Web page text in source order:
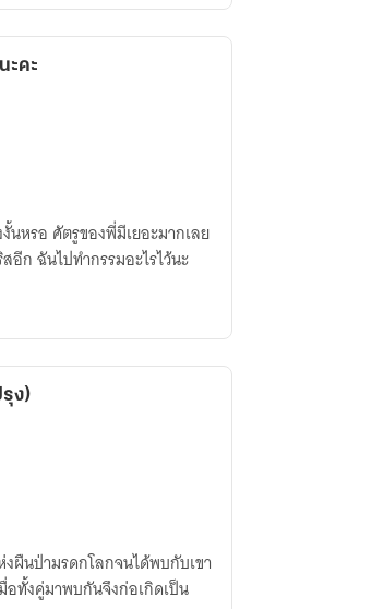
ะคะ
นหรอ ศัตรูของพี่มีเยอะมากเลย
ก ฉันไปทำกรรมอะไรไว้นะ
ง)
ผืนป่ามรดกโลกจนได้พบกับเขา
อทั้งคู่มาพบกันจึงก่อเกิดเป็น